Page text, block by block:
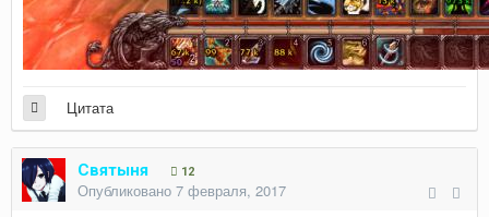
Цитата
Святыня 12
Опубликовано 7 февраля, 2017